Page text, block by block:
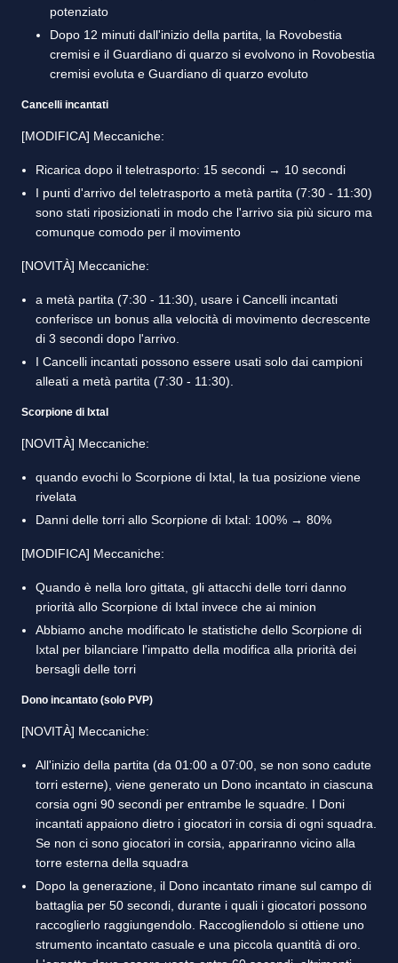
potenziato
Dopo 12 minuti dall'inizio della partita, la Rovobestia
cremisi e il Guardiano di quarzo si evolvono in Rovobestia
cremisi evoluta e Guardiano di quarzo evoluto
Cancelli incantati
[MODIFICA] Meccaniche:
Ricarica dopo il teletrasporto: 15 secondi → 10 secondi
I punti d'arrivo del teletrasporto a metà partita (7:30 - 11:30)
sono stati riposizionati in modo che l'arrivo sia più sicuro ma
comunque comodo per il movimento
[NOVITÀ] Meccaniche:
a metà partita (7:30 - 11:30), usare i Cancelli incantati
conferisce un bonus alla velocità di movimento decrescente
di 3 secondi dopo l'arrivo.
I Cancelli incantati possono essere usati solo dai campioni
alleati a metà partita (7:30 - 11:30).
Scorpione di Ixtal
[NOVITÀ] Meccaniche:
quando evochi lo Scorpione di Ixtal, la tua posizione viene
rivelata
Danni delle torri allo Scorpione di Ixtal: 100% → 80%
[MODIFICA] Meccaniche:
Quando è nella loro gittata, gli attacchi delle torri danno
priorità allo Scorpione di Ixtal invece che ai minion
Abbiamo anche modificato le statistiche dello Scorpione di
Ixtal per bilanciare l'impatto della modifica alla priorità dei
bersagli delle torri
Dono incantato (solo PVP)
[NOVITÀ] Meccaniche:
All'inizio della partita (da 01:00 a 07:00, se non sono cadute
torri esterne), viene generato un Dono incantato in ciascuna
corsia ogni 90 secondi per entrambe le squadre. I Doni
incantati appaiono dietro i giocatori in corsia di ogni squadra.
Se non ci sono giocatori in corsia, appariranno vicino alla
torre esterna della squadra
Dopo la generazione, il Dono incantato rimane sul campo di
battaglia per 50 secondi, durante i quali i giocatori possono
raccoglierlo raggiungendolo. Raccogliendolo si ottiene uno
strumento incantato casuale e una piccola quantità di oro.